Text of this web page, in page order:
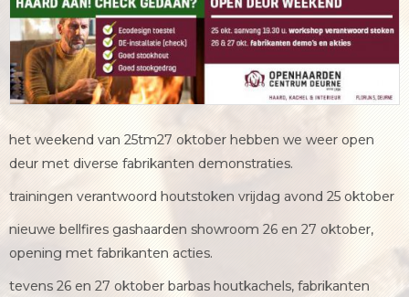
het weekend van 25tm27 oktober hebben we weer open
deur met diverse fabrikanten demonstraties.
trainingen verantwoord houtstoken vrijdag avond 25 oktober
nieuwe bellfires gashaarden showroom 26 en 27 oktober,
opening met fabrikanten acties.
tevens 26 en 27 oktober barbas houtkachels, fabrikanten